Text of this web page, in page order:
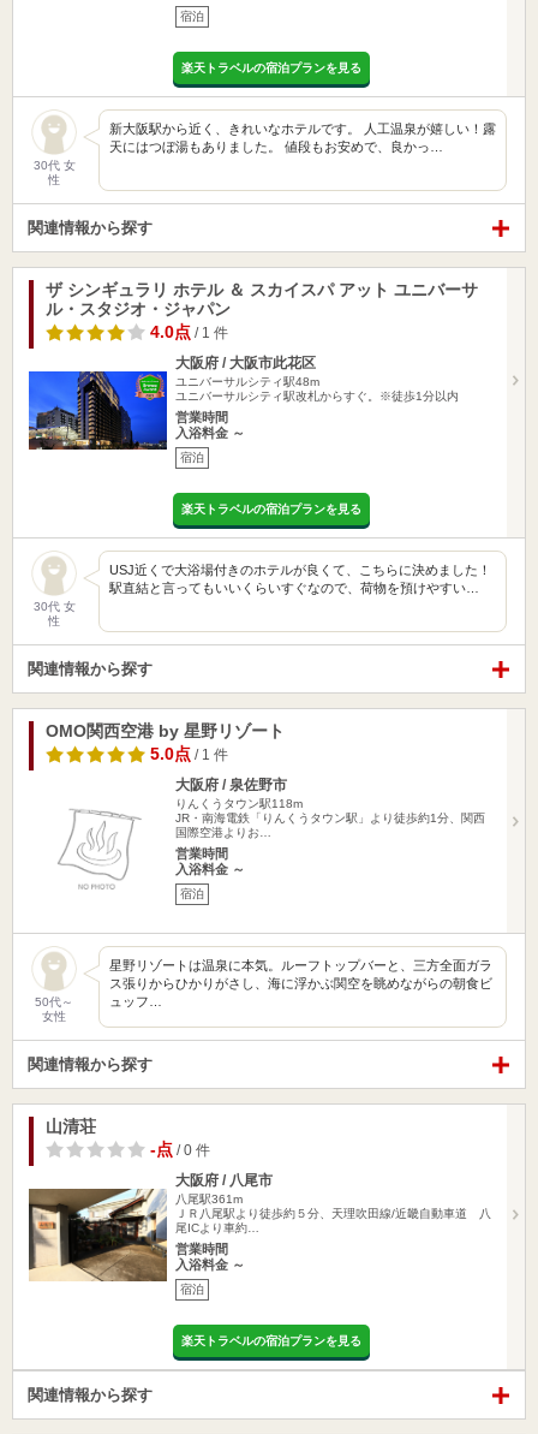
宿泊
楽天トラベルの宿泊プランを見る
30代 女
性
新大阪駅から近く、きれいなホテルです。 人工温泉が嬉しい！露
天にはつぼ湯もありました。 値段もお安めで、良かっ…
関連情報から探す
ザ シンギュラリ ホテル ＆ スカイスパ アット ユニバーサ
ル・スタジオ・ジャパン
4.0点 / 1 件
大阪府 / 大阪市此花区
ユニバーサルシティ駅48m
ユニバーサルシティ駅改札からすぐ。※徒歩1分以内
営業時間
入浴料金 ～
宿泊
楽天トラベルの宿泊プランを見る
30代 女
性
USJ近くで大浴場付きのホテルが良くて、こちらに決めました！
駅直結と言ってもいいくらいすぐなので、荷物を預けやすい…
関連情報から探す
OMO関西空港 by 星野リゾート
5.0点 / 1 件
大阪府 / 泉佐野市
りんくうタウン駅118m
JR・南海電鉄「りんくうタウン駅」より徒歩約1分、関西
国際空港よりお…
営業時間
入浴料金 ～
宿泊
50代～
女性
星野リゾートは温泉に本気。ルーフトップバーと、三方全面ガラ
ス張りからひかりがさし、海に浮かぶ関空を眺めながらの朝食ビ
ュッフ…
関連情報から探す
山清荘
-点 / 0 件
大阪府 / 八尾市
八尾駅361m
ＪＲ八尾駅より徒歩約５分、天理吹田線/近畿自動車道 八
尾ICより車約…
営業時間
入浴料金 ～
宿泊
楽天トラベルの宿泊プランを見る
関連情報から探す